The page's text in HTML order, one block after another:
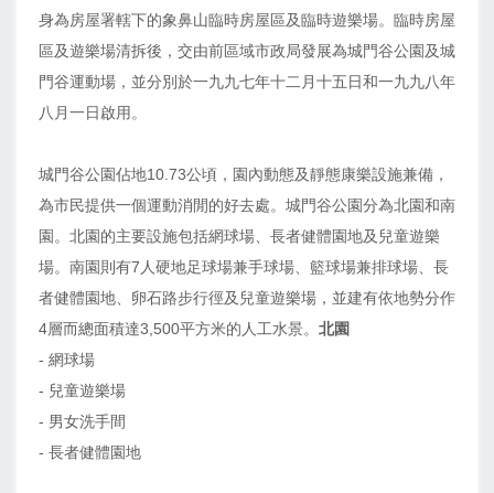
身為房屋署轄下的象鼻山臨時房屋區及臨時遊樂場。臨時房屋
區及遊樂場清拆後，交由前區域市政局發展為城門谷公園及城
門谷運動場，並分別於一九九七年十二月十五日和一九九八年
八月一日啟用。
城門谷公園佔地10.73公頃，園內動態及靜態康樂設施兼備，
為市民提供一個運動消閒的好去處。城門谷公園分為北園和南
園。北園的主要設施包括網球場、長者健體園地及兒童遊樂
場。南園則有7人硬地足球場兼手球場、籃球場兼排球場、長
者健體園地、卵石路步行徑及兒童遊樂場，並建有依地勢分作
4層而總面積達3,500平方米的人工水景。 北園
- 網球場
- 兒童遊樂場
- 男女洗手間
- 長者健體園地